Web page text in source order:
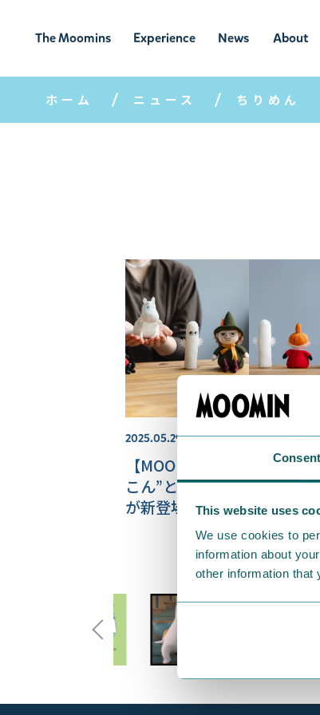
Consent
This website uses
We use cookies to
information about
other information that
The Moomins
ムーミンの
世界
Experience
ムーミンの世
界を楽しむ
News
ニュ
ース
About
ムーミン
について
ホーム ニュース ちりめん
2025.05.29
【MOOMIN SHOP ONLINE
こん”と和む、手のひらぬい
が新登場♪先着でもらえるス
ーセットも！